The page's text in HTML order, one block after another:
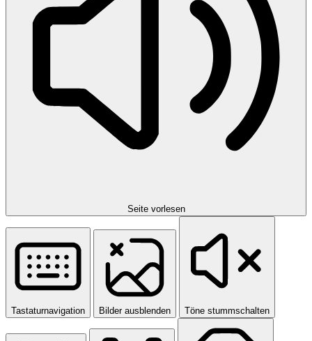
Seite vorlesen
Tastaturnavigation Bilder ausblenden Töne stummschalten